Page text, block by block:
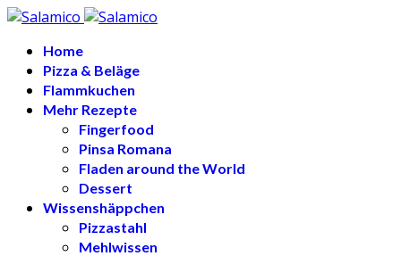
Home
Pizza & Beläge
Flammkuchen
Mehr Rezepte
Fingerfood
Pinsa Romana
Fladen around the World
Dessert
Wissenshäppchen
Pizzastahl
Mehlwissen